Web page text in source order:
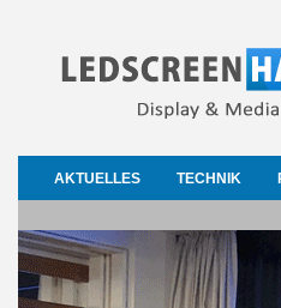
AKTUELLES TECHNIK